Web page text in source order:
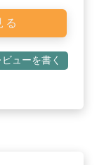
る
ビューを書く